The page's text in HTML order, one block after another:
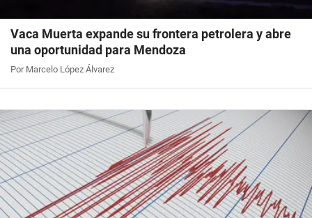
Vaca Muerta expande su frontera petrolera y abre
una oportunidad para Mendoza
Por Marcelo López Álvarez